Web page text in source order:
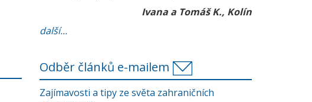
Ivana a Tomáš K., Kolín
další...
Odběr článků e-mailem
Zajímavosti a tipy ze světa zahraničních